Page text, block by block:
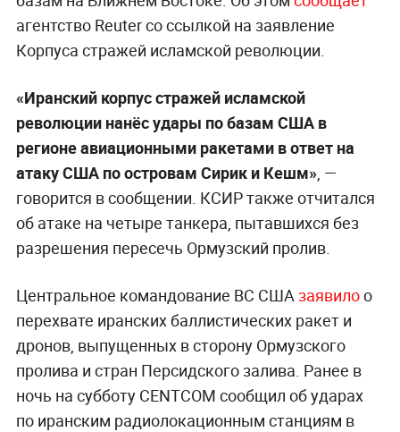
агентство Reuter со ссылкой на заявление
Корпуса стражей исламской революции.
«Иранский корпус стражей исламской
революции нанёс удары по базам США в
регионе авиационными ракетами в ответ на
атаку США по островам Сирик и Кешм», —
говорится в сообщении. КСИР также отчитался
об атаке на четыре танкера, пытавшихся без
разрешения пересечь Ормузский пролив.
Центральное командование ВС США заявилоо
перехвате иранских баллистических ракет и
дронов, выпущенных в сторону Ормузского
пролива и стран Персидского залива. Ранее в
ночь на субботу CENTCOM сообщил об ударах
по иранским радиолокационным станциям в